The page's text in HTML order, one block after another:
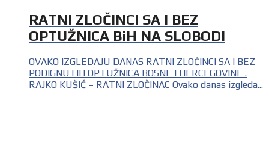
RATNI ZLOČINCI SA I BEZ
OPTUŽNICA BiH NA SLOBODI
OVAKO IZGLEDAJU DANAS RATNI ZLOČINCI SA I BEZ
PODIGNUTIH OPTUŽNICA BOSNE I HERCEGOVINE .
RAJKO KUŠIĆ – RATNI ZLOČINAC Ovako danas izgleda...